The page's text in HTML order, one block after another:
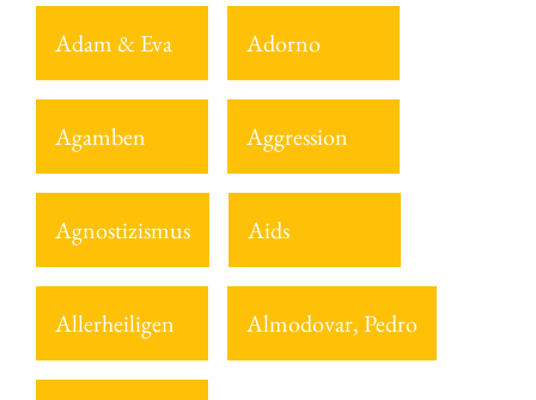
Adam & Eva Adorno
Agamben Aggression
Agnostizismus Aids
Allerheiligen Almodovar, Pedro